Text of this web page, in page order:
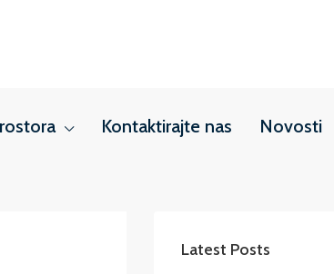
Kontaktirajte nas Novosti
Latest Posts